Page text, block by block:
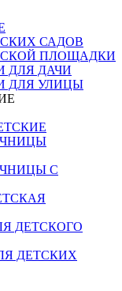
САДОВ
ПЛОЩАДКИ
ДЛЯ ДАЧИ
ДЛЯ УЛИЦЫ
С
ДЕТСКОГО
ДЕТСКИХ